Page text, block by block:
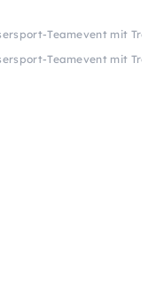
Teamevent mit
Teamevent mit